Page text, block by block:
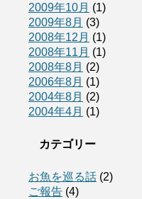
2009年10月 (1)
2009年8月 (3)
2008年12月 (1)
2008年11月 (1)
2008年8月 (2)
2006年8月 (1)
2004年8月 (2)
2004年4月 (1)
カテゴリー
お魚を巡る話 (2)
ご報告 (4)